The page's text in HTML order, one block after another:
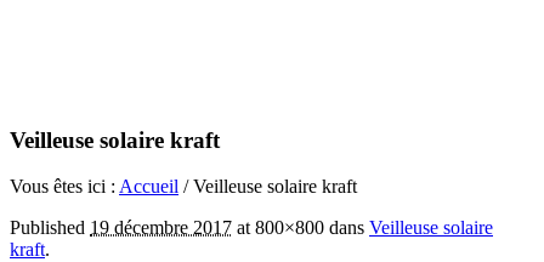
Veilleuse solaire kraft
Vous êtes ici : Accueil /Veilleuse solaire kraft
Published 19 décembre 2017 at 800×800 dans Veilleuse solaire
kraft.